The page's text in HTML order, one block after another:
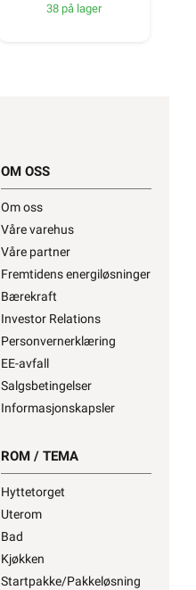
38 på lager
OM OSS
Om oss
Våre varehus
Våre partner
Fremtidens energiløsninger
Bærekraft
Investor Relations
Personvernerklæring
EE-avfall
Salgsbetingelser
Informasjonskapsler
ROM / TEMA
Hyttetorget
Uterom
Bad
Kjøkken
Startpakke/Pakkeløsning